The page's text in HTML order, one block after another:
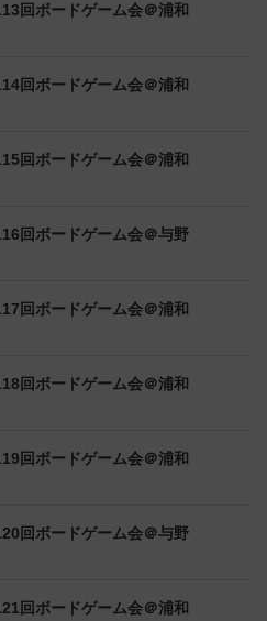
回ボードゲーム会＠浦和
回ボードゲーム会＠浦和
回ボードゲーム会＠浦和
回ボードゲーム会＠与野
回ボードゲーム会＠浦和
回ボードゲーム会＠浦和
回ボードゲーム会＠浦和
回ボードゲーム会＠与野
回ボードゲーム会＠浦和